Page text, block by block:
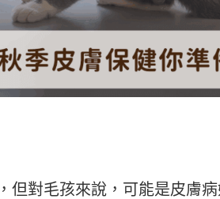
但對毛孩來說，可能是皮膚